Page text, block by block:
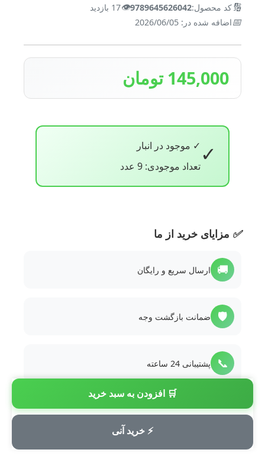
🔢کد محصول:9789645626042
👁️17 بازدید
📅اضافه شده در: 2026/06/05
145,000 تومان
✓ ✓ موجود در انبار
تعداد موجودی: 9 عدد
🛒 افزودن به سبد خرید
⚡ خرید آنی
✅ مزایای خرید از ما
🚚 ارسال سریع و رایگان
🛡️ ضمانت بازگشت وجه
📞 پشتیبانی 24 ساعته
💳 پرداخت امن